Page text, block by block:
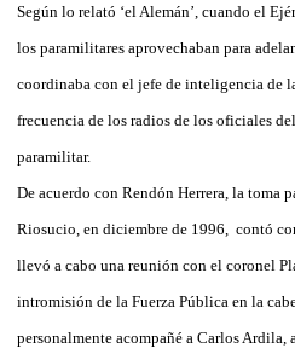
Según lo relató ‘el Alemán’, cuando el
los paramilitares aprovechaban para
coordinaba con el jefe de inteligencia de
frecuencia de los radios de los oficiales
paramilitar.
De acuerdo con Rendón Herrera, la toma
Riosucio, en diciembre de 1996, contó
llevó a cabo una reunión con el coronel
intromisión de la Fuerza Pública en la
personalmente acompañé a Carlos